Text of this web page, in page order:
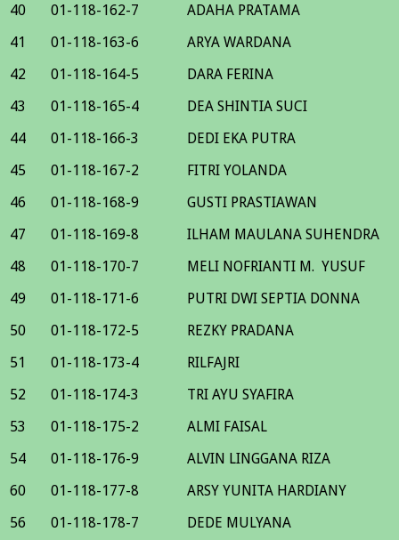
40
01-118-162-7
ADAHA PRATAMA
41
01-118-163-6
ARYA WARDANA
42
01-118-164-5
DARA FERINA
43
01-118-165-4
DEA SHINTIA SUCI
44
01-118-166-3
DEDI EKA PUTRA
45
01-118-167-2
FITRI YOLANDA
46
01-118-168-9
GUSTI PRASTIAWAN
47
01-118-169-8
ILHAM MAULANA SUHENDRA
48
01-118-170-7
MELI NOFRIANTI M. YUSUF
49
01-118-171-6
PUTRI DWI SEPTIA DONNA
50
01-118-172-5
REZKY PRADANA
51
01-118-173-4
RILFAJRI
52
01-118-174-3
TRI AYU SYAFIRA
53
01-118-175-2
ALMI FAISAL
54
01-118-176-9
ALVIN LINGGANA RIZA
60
01-118-177-8
ARSY YUNITA HARDIANY
56
01-118-178-7
DEDE MULYANA